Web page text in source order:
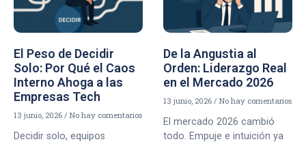
El Peso de Decidir
Solo: Por Qué el Caos
Interno Ahoga a las
Empresas Tech
13 junio, 2026 No hay comentarios
Decidir solo, equipos
De la Angustia al
Orden: Liderazgo Real
en el Mercado 2026
13 junio, 2026 No hay comentarios
El mercado 2026 cambió
todo. Empuje e intuición ya